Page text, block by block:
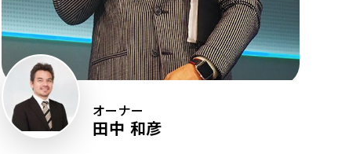
オーナー
田中 和彦